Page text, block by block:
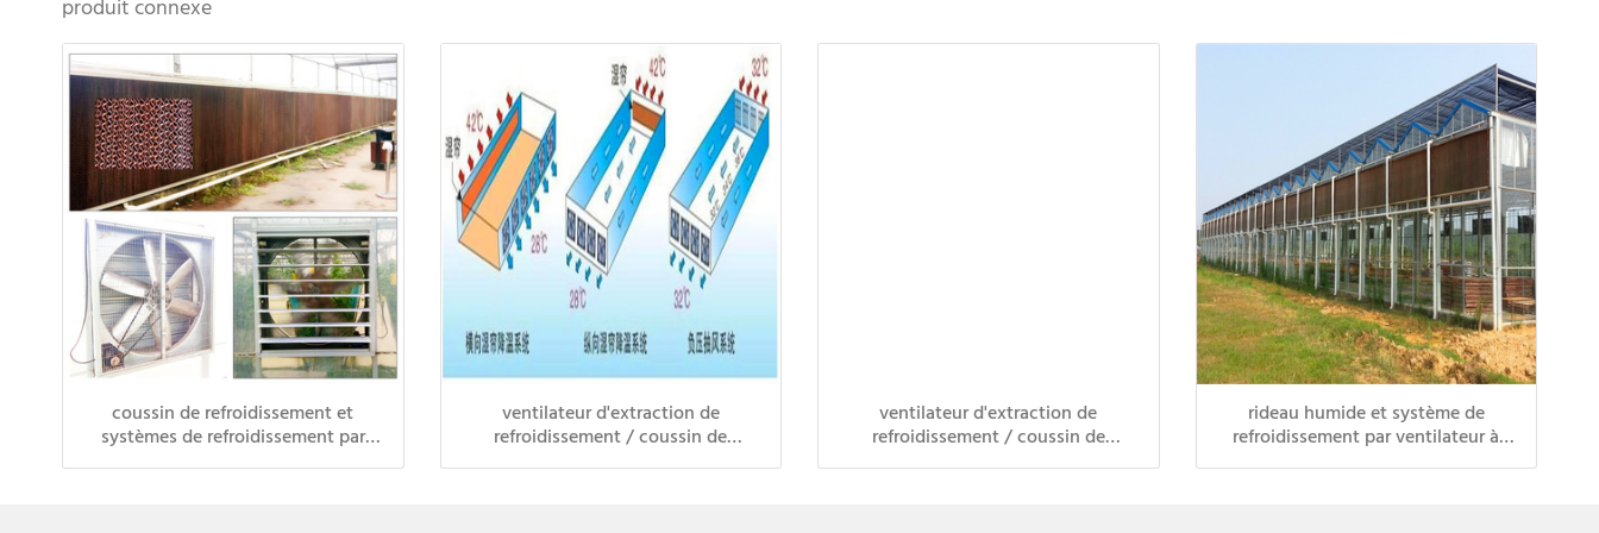
produit connexe
coussin de refroidissement et
systèmes de refroidissement par
ventilateur pour projet de serre
ventilateur d'extraction de
refroidissement / coussin de
refroidissement / système de
ventilateur d'extraction de
refroidissement / coussin de
refroidissement / système de
rideau humide et système de
refroidissement par ventilateur à
pression négative pour serre en verre